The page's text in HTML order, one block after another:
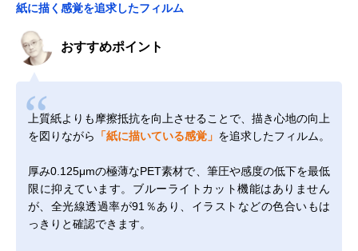
紙に描く感覚を追求したフィルム
おすすめポイント
上質紙よりも摩擦抵抗を向上させることで、描き心地の向上
を図りながら
「紙に描いている感覚」 を追求したフィルム。
厚み0.125μmの極薄なPET素材で、筆圧や感度の低下を最低
限に抑えています。ブルーライトカット機能はありません
が、全光線透過率が91％あり、イラストなどの色合いもは
っきりと確認できます。